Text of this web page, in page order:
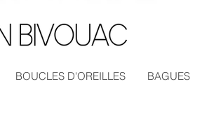
BOUCLES D'OREILLES BAGUES